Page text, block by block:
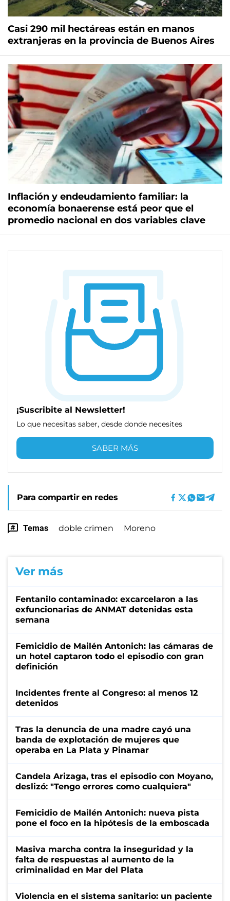
Casi 290 mil hectáreas están en manos
extranjeras en la provincia de Buenos Aires
Inflación y endeudamiento familiar: la
economía bonaerense está peor que el
promedio nacional en dos variables clave
¡Suscribite al Newsletter!
Lo que necesitas saber, desde donde necesites
SABER MÁS
Para compartir en redes
Temas doble crimen Moreno
Ver más
Fentanilo contaminado: excarcelaron a las
exfuncionarias de ANMAT detenidas esta
semana
Femicidio de Mailén Antonich: las cámaras de
un hotel captaron todo el episodio con gran
definición
Incidentes frente al Congreso: al menos 12
detenidos
Tras la denuncia de una madre cayó una
banda de explotación de mujeres que
operaba en La Plata y Pinamar
Candela Arizaga, tras el episodio con Moyano,
deslizó: "Tengo errores como cualquiera"
Femicidio de Mailén Antonich: nueva pista
pone el foco en la hipótesis de la emboscada
Masiva marcha contra la inseguridad y la
falta de respuestas al aumento de la
criminalidad en Mar del Plata
Violencia en el sistema sanitario: un paciente